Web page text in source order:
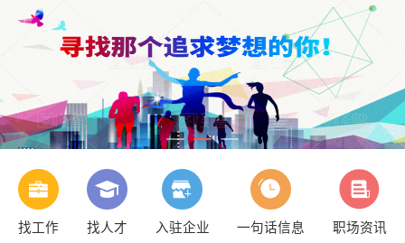
找工作 找人才 入驻企业 一句话信息
职场资讯